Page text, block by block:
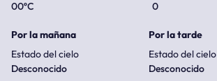
00ºC
0
Por la mañana
Estado del cielo
Desconocido
Por la tarde
Estado del cielo
Desconocido